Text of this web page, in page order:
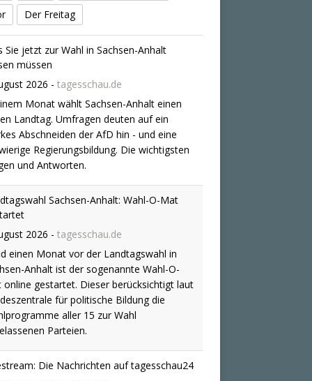
Der Freitag
Sachsen-Anhalt: Wahl-O-Mat
2026 - tagesschau.de
einen Monat vor der Landtagswahl in
Anhalt ist der sogenannte Wahl-O-
online gestartet. Dieser berücksichtigt laut
für politische Bildung die
aller 15 zur Wahl
Die Nachrichten auf tagesschau24
2026-tagesschau.de
Meldungen, vertiefende Analysen und
Verfolgen Sie das Programm des
Nachrichtenkanals tagesschau24 hier.
zu Niedrigwasser: Rupert
WDR
2026-tagesschau.de
zu Niedrigwasser: Rupert